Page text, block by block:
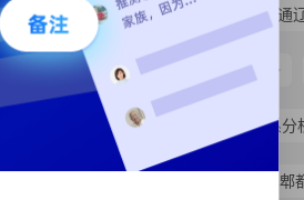
形成时间距今 1610 年 支系分析
形成时间距今 1110 年 支系分
O-MV319805 徐**汉族内蒙古自治区 通
四川省 成都市 郫